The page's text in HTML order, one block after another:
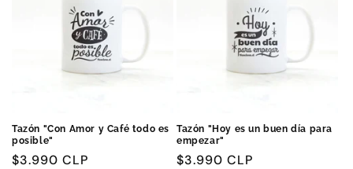
Tazón "Con Amor y Café todo es
posible"
Precio
$3.990 CLP
Tazón "Hoy es un buen día para
empezar"
Precio
$3.990 CLP